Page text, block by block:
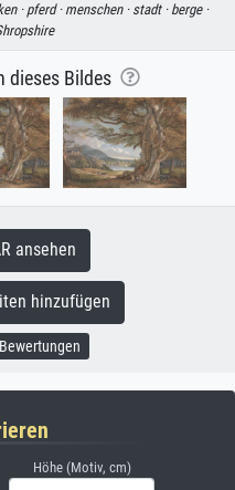
· pferd · menschen · stadt · berge ·
dieses Bildes
ansehen
hinzufügen
Höhe (Motiv, cm)